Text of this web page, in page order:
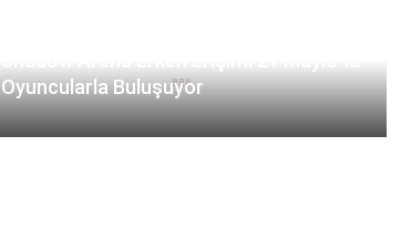
Oyuncularla Buluşuyor